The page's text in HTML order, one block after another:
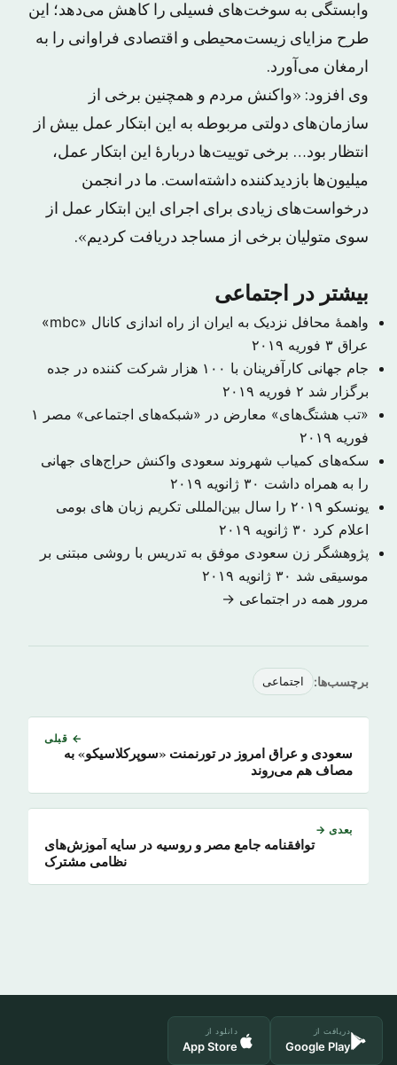
وابستگی به سوخت‌های فسیلی را کاهش می‌دهد؛ این
طرح مزایای زیست‌محیطی و اقتصادی فراوانی را به
ارمغان می‌آورد.
وی افزود: «واکنش مردم و همچنین برخی از
سازمان‌های دولتی مربوطه به این ابتکار عمل بیش از
انتظار بود… برخی توییت‌ها دربارهٔ این ابتکار عمل،
میلیون‌ها بازدیدکننده داشته‌است. ما در انجمن
درخواست‌های زیادی برای اجرای این ابتکار عمل از
سوی متولیان برخی از مساجد دریافت کردیم».
بیشتر در اجتماعی
واهمهٔ محافل نزدیک به ایران از راه اندازی کانال «mbc»
عراق ۳ فوریه ۲۰۱۹
جام جهانی کارآفرینان با ۱۰۰ هزار شرکت کننده در جده
برگزار شد ۲ فوریه ۲۰۱۹
«تب هشتگ‌های» معارض در «شبکه‌های اجتماعی» مصر
۱
فوریه ۲۰۱۹
سکه‌های کمیاب شهروند سعودی واکنش حراج‌های جهانی
را به همراه داشت ۳۰ ژانویه ۲۰۱۹
یونسکو ۲۰۱۹ را سال بین‌المللی تکریم زبان های بومی
اعلام کرد ۳۰ ژانویه ۲۰۱۹
​پژوهشگر زن سعودی موفق به تدریس با روشی مبتنی بر
موسیقی شد ۳۰ ژانویه ۲۰۱۹
مرور همه در اجتماعی →
برچسب‌ها: اجتماعی
← قبلی
سعودی و عراق امروز در تورنمنت «سوپرکلاسیکو» به
مصاف هم می‌روند
بعدی →
توافقنامه جامع مصر و روسیه در سایه آموزش‌های
نظامی مشترک
دریافت از
Google Play
دانلود از
App Store